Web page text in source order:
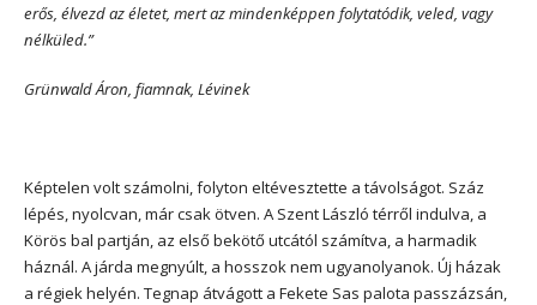
erős, élvezd az életet, mert az mindenképpen folytatódik, veled, vagy
nélküled.”
Grünwald Áron, fiamnak, Lévinek
Képtelen volt számolni, folyton eltévesztette a távolságot. Száz
lépés, nyolcvan, már csak ötven. A Szent László térről indulva, a
Körös bal partján, az első bekötő utcától számítva, a harmadik
háznál. A járda megnyúlt, a hosszok nem ugyanolyanok. Új házak
a régiek helyén. Tegnap átvágott a Fekete Sas palota passzázsán,